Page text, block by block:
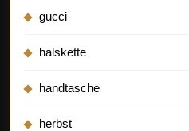
gucci
halskette
handtasche
herbst